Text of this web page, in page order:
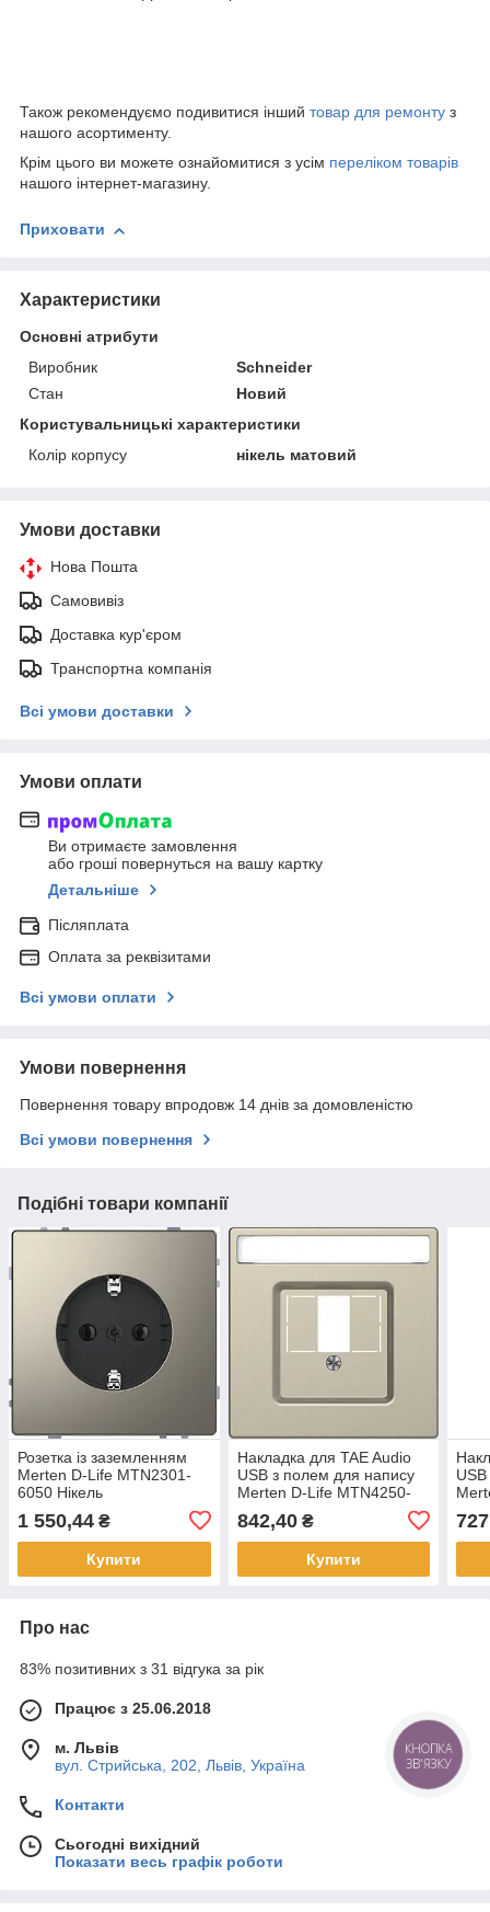
Також рекомендуємо подивитися інший товар для ремонту з
нашого асортименту.
Крім цього ви можете ознайомитися з усім переліком товарів
нашого інтернет-магазину.
Приховати
Характеристики
Основні атрибути
Виробник
Schneider
Стан
Новий
Користувальницькі характеристики
Колір корпусу
нікель матовий
Умови доставки
Нова Пошта
Самовивіз
Доставка кур'єром
Транспортна компанія
Всі умови доставки
Умови оплати
Ви отримаєте замовлення
або гроші повернуться на вашу картку
Детальніше
Післяплата
Оплата за реквізитами
Всі умови оплати
Умови повернення
Повернення товару впродовж 14 днів за домовленістю
Всі умови повернення
Подібні товари компанії
Розетка із заземленням
Merten D-Life MTN2301-
6050 Нікель
1 550,44 ₴
Купити
Накладка для TAE Audio
USB з полем для напису
Merten D-Life MTN4250-
842,40₴
Купити
Про нас
83% позитивних з 31 відгука за рік
Працює з 25.06.2018
м. Львів
вул. Стрийська, 202, Львів, Україна
Контакти
Сьогодні вихідний
Показати весь графік роботи
КНОПКА
ЗВ'ЯЗКУ